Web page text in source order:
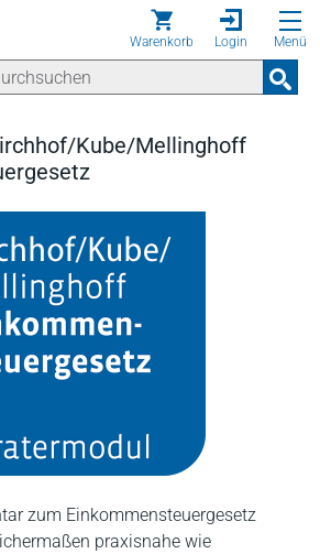
Warenkorb Login Menü
Kube/Mellinghoff
zum Einkommensteuergesetz
praxisnahe wie